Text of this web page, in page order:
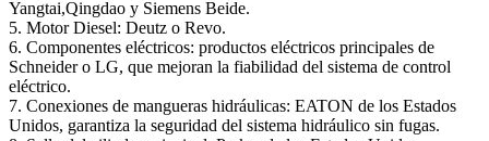
Yangtai,Qingdao y Siemens Beide.
5. Motor Diesel: Deutz o Revo.
6. Componentes eléctricos: productos eléctricos principales de
Schneider o LG, que mejoran la fiabilidad del sistema de control
eléctrico.
7. Conexiones de mangueras hidráulicas: EATON de los Estados
Unidos, garantiza la seguridad del sistema hidráulico sin fugas.